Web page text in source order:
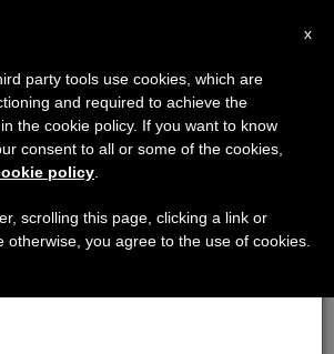
×
al 7 de agosto haremos la pausa
que en el periodo de verano
informaciones y también el
x
party tools use cookies, which are
and required to achieve the
the cookie policy. If you want to know
consent to all or some of the cookies,
policy
scrolling this page, clicking a link or
otherwise, you agree to the use of cookies.